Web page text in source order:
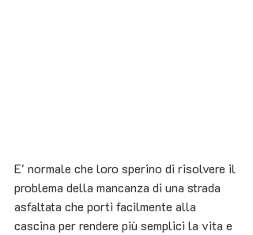
E' normale che loro sperino di risolvere il
problema della mancanza di una strada
asfaltata che porti facilmente alla
cascina per rendere più semplici la vita e